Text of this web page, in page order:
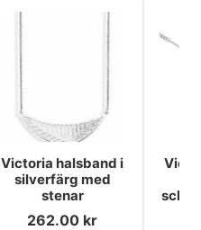
Victoria halsband i
silverfärg med
stenar
262.00 kr